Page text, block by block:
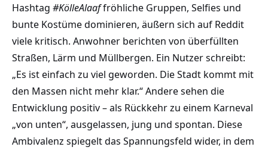
Hashtag #KölleAlaaffröhliche Gruppen, Selfies und
bunte Kostüme dominieren, äußern sich auf Reddit
viele kritisch. Anwohner berichten von überfüllten
Straßen, Lärm und Müllbergen. Ein Nutzer schreibt:
„Es ist einfach zu viel geworden. Die Stadt kommt mit
den Massen nicht mehr klar.“ Andere sehen die
Entwicklung positiv – als Rückkehr zu einem Karneval
„von unten“, ausgelassen, jung und spontan. Diese
Ambivalenz spiegelt das Spannungsfeld wider, in dem